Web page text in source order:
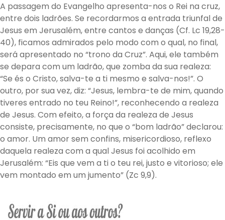
A passagem do Evangelho apresenta-nos o Rei na cruz,
entre dois ladrões. Se recordarmos a entrada triunfal de
Jesus em Jerusalém, entre cantos e danças (Cf. Lc 19,28-
40), ficamos admirados pelo modo com o qual, no final,
será apresentado no “trono da Cruz”. Aqui, ele também
se depara com um ladrão, que zomba da sua realeza:
“Se és o Cristo, salva-te a ti mesmo e salva-nos!”. O
outro, por sua vez, diz: “Jesus, lembra-te de mim, quando
tiveres entrado no teu Reino!”, reconhecendo a realeza
de Jesus. Com efeito, a força da realeza de Jesus
consiste, precisamente, no que o “bom ladrão” declarou:
o amor. Um amor sem confins, misericordioso, reflexo
daquela realeza com a qual Jesus foi acolhido em
Jerusalém: “Eis que vem a ti o teu rei, justo e vitorioso; ele
vem montado em um jumento” (Zc 9,9).